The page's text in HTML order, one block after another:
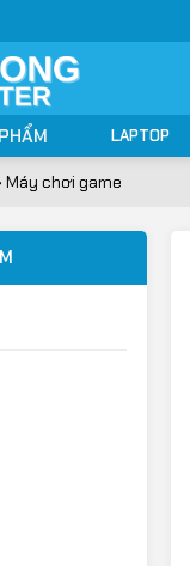
LAPTOP
Máy chơi game